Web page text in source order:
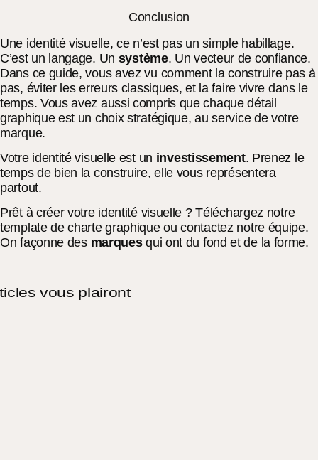
Conclusion
Une identité visuelle, ce n’est pas un simple habillage.
C’est un langage. Un système. Un vecteur de confiance.
Dans ce guide, vous avez vu comment la construire pas à
pas, éviter les erreurs classiques, et la faire vivre dans le
temps. Vous avez aussi compris que chaque détail
graphique est un choix stratégique, au service de votre
marque.
Votre identité visuelle est un investissement. Prenez le
temps de bien la construire, elle vous représentera
partout.
Prêt à créer votre identité visuelle ? Téléchargez notre
template de charte graphique ou contactez notre équipe.
On façonne des marquesqui ont du fond et de la forme.
vous plairont